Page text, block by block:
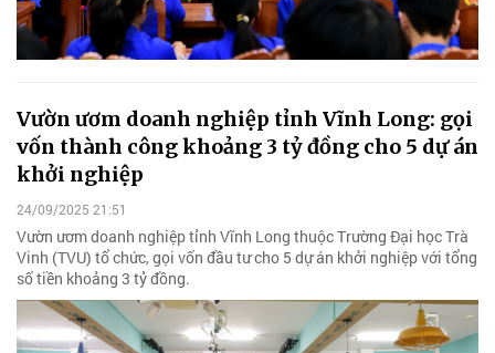
Vườn ươm doanh nghiệp tỉnh Vĩnh Long: gọi
vốn thành công khoảng 3 tỷ đồng cho 5 dự án
khởi nghiệp
24/09/2025 21:51
Vườn ươm doanh nghiệp tỉnh Vĩnh Long thuộc Trường Đại học Trà
Vinh (TVU) tổ chức, gọi vốn đầu tư cho 5 dự án khởi nghiệp với tổng
số tiền khoảng 3 tỷ đồng.